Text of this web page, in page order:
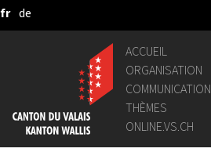
Saut au contenu principal
fr de
ACCUEIL
ORGANISATION
COMMUNICATION
THÈMES
ONLINE.VS.CH